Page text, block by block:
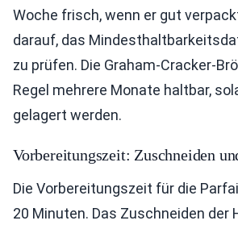
Woche frisch, wenn er gut
darauf, das
zu prüfen. Die Graham-Cracker-
Regel mehrere Monate haltbar,
gelagert werden.
Vorbereitungszeit: Zuschneiden
Die Vorbereitungszeit für die
20 Minuten. Das Zuschneiden der